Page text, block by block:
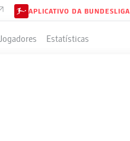
APLICATIVO DA BUNDESLIGA
Jogadores Estatísticas